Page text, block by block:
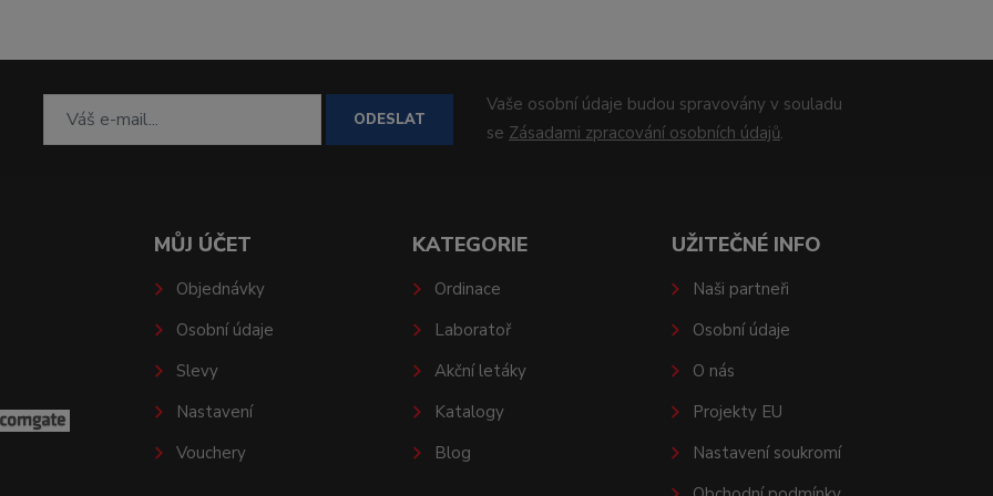
ODESLAT
Vaše osobní údaje budou spravovány v souladu
se Zásadami zpracování osobních údajů.
MŮJ ÚČET
Objednávky
Osobní údaje
Slevy
Nastavení
Vouchery
KATEGORIE
Ordinace
Laboratoř
Akční letáky
Katalogy
Blog
UŽITEČNÉ INFO
Naši partneři
Osobní údaje
O nás
Projekty EU
Nastavení soukromí